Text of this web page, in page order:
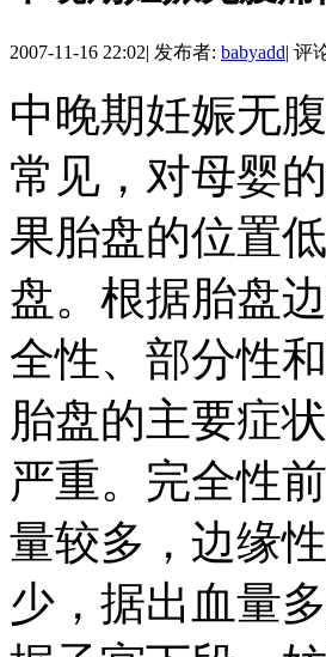
2007-11-16 22:02| 发布者: babyadd| 评
中晚期妊娠无
常见，对母婴
果胎盘的位置
盘。根据胎盘
全性、部分性
胎盘的主要症
严重。完全性
量较多，边缘
少，据出血量